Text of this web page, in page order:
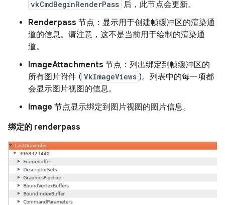
vkCmdBeginRenderPass 后，此节点会更新。
Renderpass 节点：显示用于创建帧缓冲区的渲染通
道的信息。请注意，这不是当前用于绘制的渲染通
道。
ImageAttachments 节点：列出绑定到帧缓冲区的
所有图片附件 ( VkImageViews )。列表中的每一项都
会显示图片视图的信息。
Image 节点显示绑定到图片视图的图片信息。
绑定的 renderpass